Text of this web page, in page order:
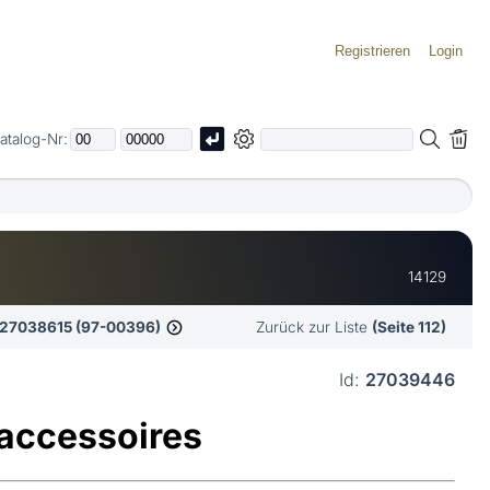
Registrieren Login
Nr:
14129
(97-00396) Zurück zur Liste (Seite 112)
Id: 27039446